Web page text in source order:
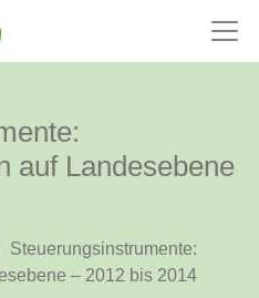
auf Landesebene
Steuerungsinstrumente:
– 2012 bis 2014